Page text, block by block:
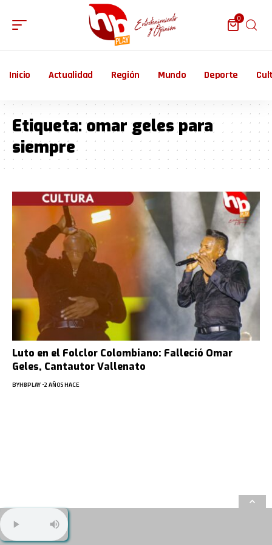
0
Inicio Actualidad Región Mundo Deporte
Etiqueta:omar geles para
siempre
Luto en el Folclor Colombiano: Falleció Omar
Geles, Cantautor Vallenato
BYHBPLAY 2 AÑOS HACE